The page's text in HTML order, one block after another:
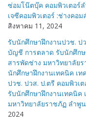
ซ่อมโน๊ตบุ๊ค คอมพิวเตอร์
เจซีคอมพิวเตอร์ :ช่างคอ
สิงหาคม 11, 2024
รับนักศึกษาฝึกงานปวช. ป
บัญชี การตลาด รับนักศึกษ
สารพัดช่าง มหาวิทยาลัย
นักศึกษาฝึกงานเทคนิค เ
ปวช. ปวส. ป.ตรี คอมพิวเ
รับนักศึกษาฝึกงานเทคนิค
มหาวิทยาลัยราชภัฏ ลำพูน
2024